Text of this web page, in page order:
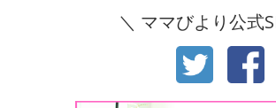
生
＼ ママびより公式